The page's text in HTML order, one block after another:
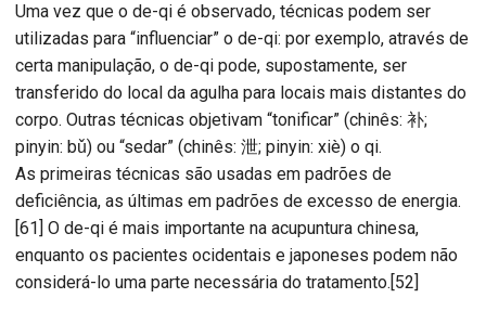
Uma vez que o de-qi é observado, técnicas podem ser
utilizadas para “influenciar” o de-qi: por exemplo, através de
certa manipulação, o de-qi pode, supostamente, ser
transferido do local da agulha para locais mais distantes do
corpo. Outras técnicas objetivam “tonificar” (chinês: 补;
pinyin: bǔ) ou “sedar” (chinês: 泄; pinyin: xiè) o qi.
As primeiras técnicas são usadas em padrões de
deficiência, as últimas em padrões de excesso de energia.
[61] O de-qi é mais importante na acupuntura chinesa,
enquanto os pacientes ocidentais e japoneses podem não
considerá-lo uma parte necessária do tratamento.[52]